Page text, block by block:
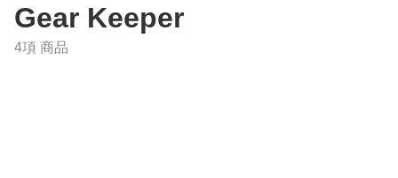
Gear Keeper
4項 商品